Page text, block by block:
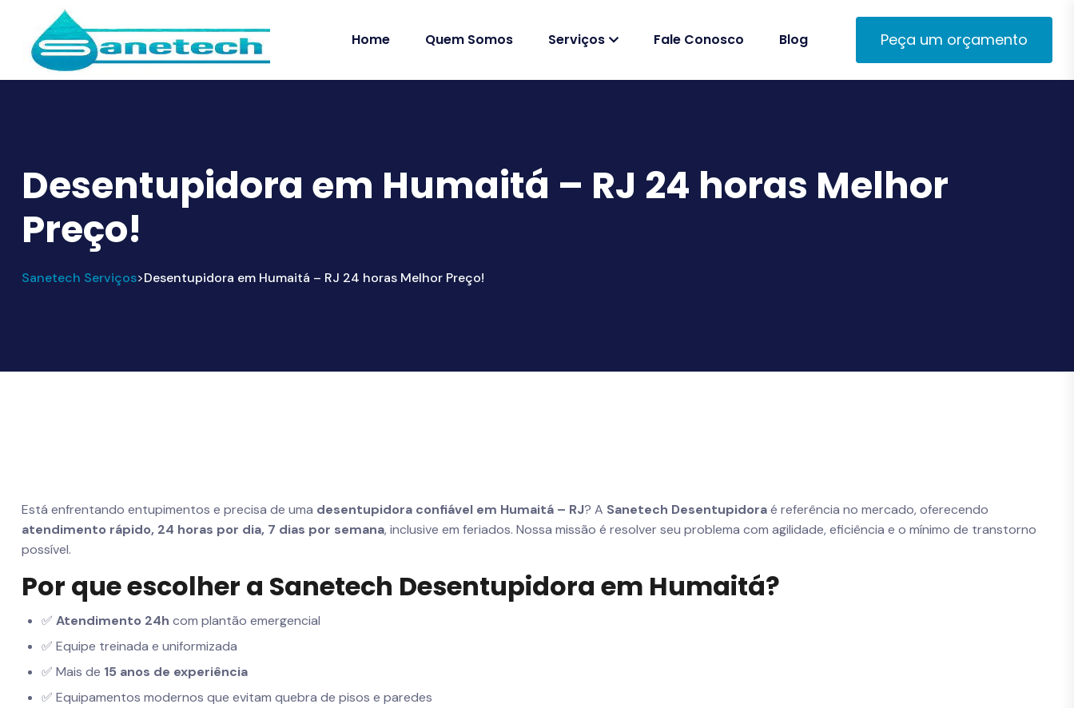
Home Quem Somos Serviços Fale Conosco Blog Peça um orçamento
Desentupidora em Humaitá – RJ 24 horas Melhor
Preço!
Sanetech Serviços>Desentupidora em Humaitá – RJ 24 horas Melhor Preço!
Está enfrentando entupimentos e precisa de uma desentupidora confiável em Humaitá – RJ? A Sanetech Desentupidoraé referência no mercado, oferecendo
atendimento rápido, 24 horas por dia, 7 dias por semana, inclusive em feriados. Nossa missão é resolver seu problema com agilidade, eficiência e o mínimo de transtorno
possível.
Por que escolher a Sanetech Desentupidora em Humaitá?
✅ Atendimento 24h com plantão emergencial
✅ Equipe treinada e uniformizada
✅ Mais de 15 anos de experiência
✅ Equipamentos modernos que evitam quebra de pisos e paredes